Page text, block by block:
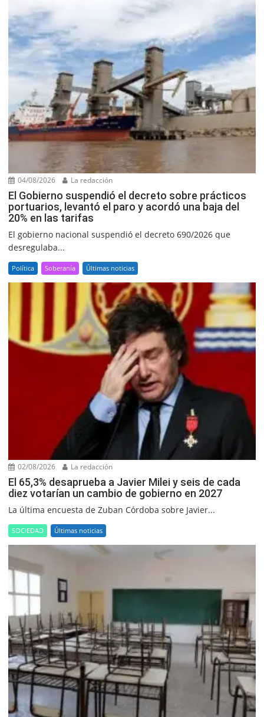
04/08/2026 La redacción
El Gobierno suspendió el decreto sobre prácticos
portuarios, levantó el paro y acordó una baja del
20% en las tarifas
El gobierno nacional suspendió el decreto 690/2026 que
desregulaba...
Política Soberanía Últimas noticias
02/08/2026 La redacción
El 65,3% desaprueba a Javier Milei y seis de cada
diez votarían un cambio de gobierno en 2027
La última encuesta de Zuban Córdoba sobre Javier...
SOCIEDAD Últimas noticias